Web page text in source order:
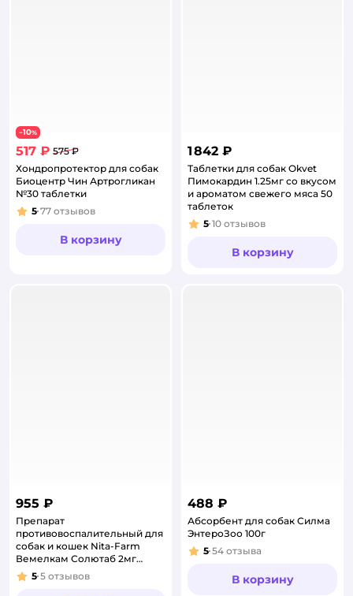
−10%
517 ₽ 575 ₽
Хондропротектор для собак
Биоцентр Чин Артрогликан
№30 таблетки
Рейтинг:
5 77 отзывов
В корзину
1 842 ₽
Таблетки для собак Okvet
Пимокардин 1.25мг со вкусом
и ароматом свежего мяса 50
таблеток
Рейтинг:
5 10 отзывов
В корзину
955 ₽
Препарат
противовоспалительный для
собак и кошек Nita-Farm
Вемелкам Солютаб 2мг
10таблеток
Рейтинг:
5 5 отзывов
488 ₽
Абсорбент для собак Силма
ЭнтероЗоо 100г
Рейтинг:
5 54 отзыва
В корзину